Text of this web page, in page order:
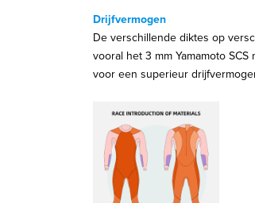
Drijfvermogen
De verschillende diktes op
vooral het 3 mm Yamamoto
voor een superieur